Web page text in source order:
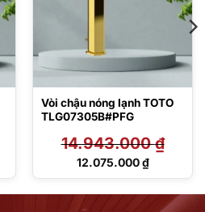
Vòi chậu nóng lạnh TOTO
TLG07305B#PFG
14.943.000₫
Giá
14.943.000 ₫.
12.075.000₫
Giá